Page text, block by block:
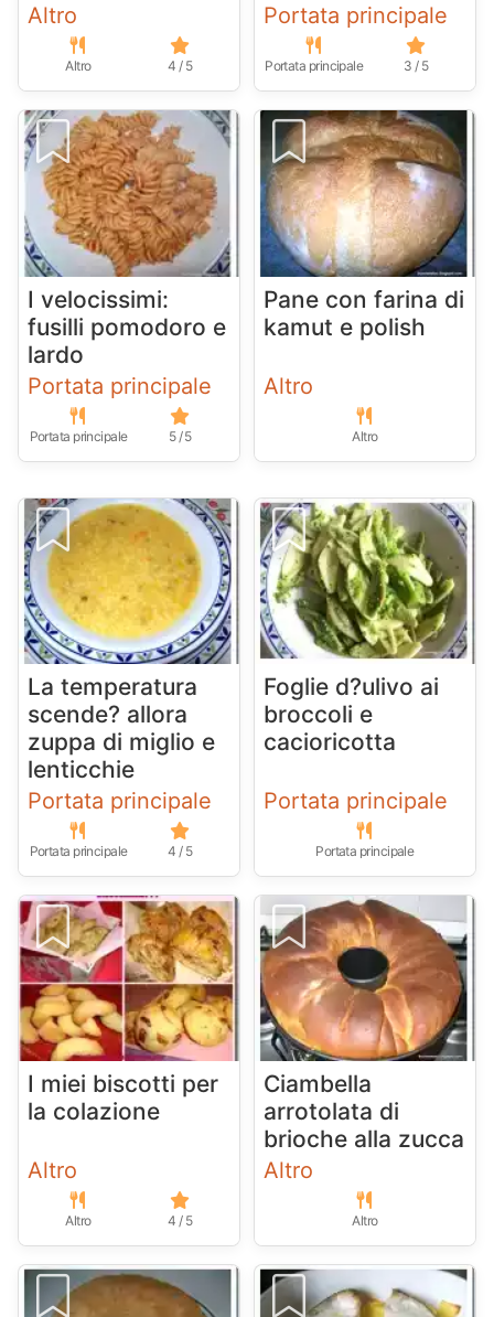
Altro
Altro 4 / 5
Portata principale
Portata principale 3 / 5
I velocissimi:
fusilli pomodoro e
lardo
Portata principale
Portata principale 5 / 5
Pane con farina di
kamut e polish
Altro
Altro
La temperatura
scende? allora
zuppa di miglio e
lenticchie
Portata principale
Portata principale 4 / 5
Foglie d?ulivo ai
broccoli e
cacioricotta
Portata principale
Portata principale
I miei biscotti per
la colazione
Altro
Altro 4 / 5
Ciambella
arrotolata di
brioche alla zucca
Altro
Altro